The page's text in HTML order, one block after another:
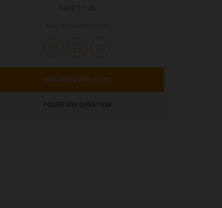
04.67.**.**.25
DEMANDER UNE VISITE
POSER UNE QUESTION